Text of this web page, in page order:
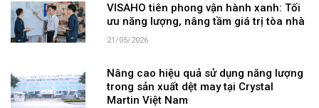
VISAHO tiên phong vận hành xanh: Tối
ưu năng lượng, nâng tầm giá trị tòa nhà
21/05/2026
Nâng cao hiệu quả sử dụng năng lượng
trong sản xuất dệt may tại Crystal
Martin Việt Nam